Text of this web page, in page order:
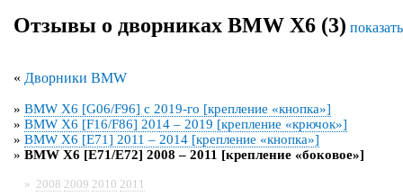
Отзывы о дворниках BMW X6 (3)
« Дворники BMW
» BMW X6 [G06/F96] с 2019-го [крепление «кнопка»]
» BMW X6 [F16/F86] 2014 – 2019 [крепление «крючок»]
» BMW X6 [E71] 2011 – 2014 [крепление «кнопка»]
» BMW X6 [E71/E72] 2008 – 2011 [крепление «боковое»]
» 2008 2009 2010 2011